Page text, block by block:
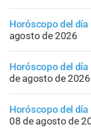
Horóscopo del día
agosto de 2026
Horóscopo del día
de agosto de 2026
Horóscopo del día
08 de agosto de